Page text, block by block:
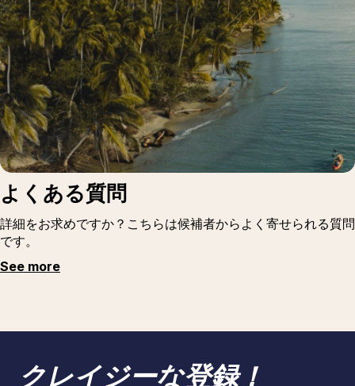
よくある質問
詳細をお求めですか？こちらは候補者からよく寄せられる質問
です。
See more
クレイジーな登録！